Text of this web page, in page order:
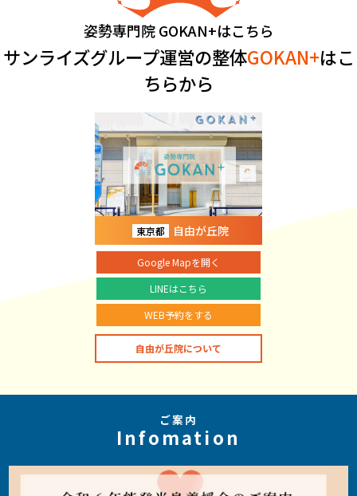
姿勢専門院 GOKAN+はこちら
サンライズグループ運営の整体GOKAN+はこ
ちらから
東京都 自由が丘院
Google Mapを開く
LINEはこちら
WEB予約をする
自由が丘院について
ご案内
Infomation